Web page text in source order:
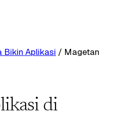
Bikin Aplikasi / Magetan
di